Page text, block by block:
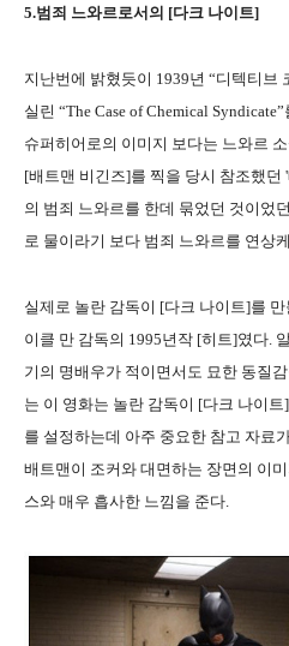
5.범죄 느와르로서의 [다크 나이트]
지난번에 밝혔듯이 1939년 “디텍티브
실린 “The Case of Chemical
슈퍼히어로의 이미지 보다는 느와르
[배트맨 비긴즈]를 찍을 당시 참조했던
의 범죄 느와르를 한데 묶었던 것이었
로 물이라기 보다 범죄 느와르를 연상
실제로 놀란 감독이 [다크 나이트]를
이클 만 감독의 1995년작 [히트]였다.
기의 명배우가 적이면서도 묘한 동질
는 이 영화는 놀란 감독이 [다크 나이
를 설정하는데 아주 중요한 참고 자료
배트맨이 조커와 대면하는 장면의 이
스와 매우 흡사한 느낌을 준다.